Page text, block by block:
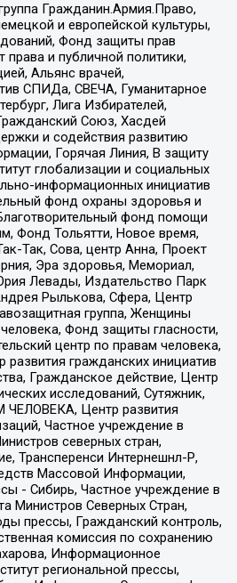
Гражданин.Армия.Право,
и европейской культуры,
Фонд защиты прав
и публичной политики,
Альянс врачей,
СПИДа, СВЕЧА, Гуманитарное
Лига Избирателей,
Союз, Хасдей
и содействия развитию
Горячая Линия, В защиту
глобализации и социальных
информационных инициатив
фонд охраны здоровья и
фонд помощи
Фонд Тольятти, Новое время,
Так, Сова, центр Анна, Проект
Эра здоровья, Мемориал,
Левады, Издательство Парк
Рылькова, Сфера, Центр
группа, Женщины
Фонд защиты гласности,
центр по правам человека,
гражданских инициатив
Гражданское действие, Центр
исследований, Сутяжник,
Центр развития
Частное учреждение в
северных стран,
Трансперенси Интернешнл-Р,
Массовой Информации,
- Сибирь, Частное учреждение в
Министров Северных Стран,
прессы, Гражданский контроль,
комиссия по сохранению
Информационное
региональной прессы,